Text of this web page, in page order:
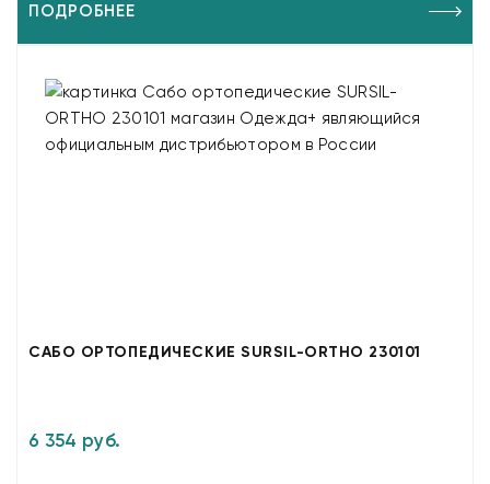
ПОДРОБНЕЕ
САБО ОРТОПЕДИЧЕСКИЕ SURSIL-ORTHO 230101
6 354 руб.